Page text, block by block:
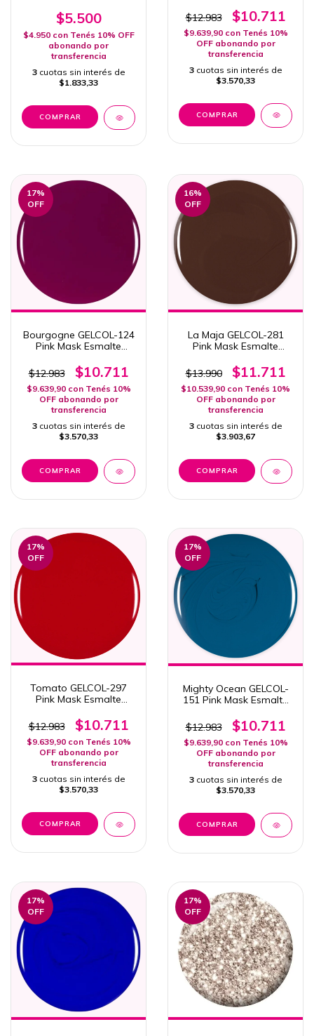
$5.500
$4.950 con Tenés 10% OFF
abonando por
transferencia
3 cuotas sin interés de
$1.833,33
COMPRAR
$12.983
$10.711
$9.639,90 con Tenés 10%
OFF abonando por
transferencia
3 cuotas sin interés de
$3.570,33
17%
OFF
Bourgogne GELCOL-124
Pink Mask Esmalte
$12.983
$10.711
$9.639,90 con Tenés 10%
OFF abonando por
transferencia
3 cuotas sin interés de
$3.570,33
16%
OFF
La Maja GELCOL-281
Pink Mask Esmalte
Send Nudes
$13.990 $11.711
$10.539,90 con Tenés 10%
OFF abonando por
transferencia
3 cuotas sin interés de
$3.903,67
17%
OFF
Tomato GELCOL-297
Pink Mask Esmalte
Col. OTOÑO
$12.983 $10.711
$9.639,90 con Tenés 10%
OFF abonando por
transferencia
3 cuotas sin interés de
$3.570,33
17%
OFF
Mighty Ocean GELCOL-
151 Pink Mask Esmalte
$12.983
$10.711
$9.639,90 con Tenés 10%
OFF abonando por
transferencia
3 cuotas sin interés de
$3.570,33
17%
OFF
17%
OFF